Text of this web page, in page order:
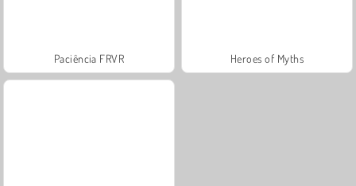
Paciência FRVR Heroes of Myths